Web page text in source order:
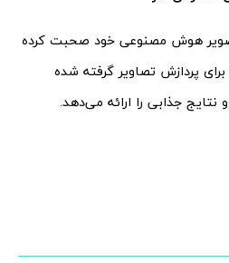
هوش مصنوعی خود صحبت کرده
پردازش تصاویر گرفته شده
جذابی را ارائه می‌دهد.